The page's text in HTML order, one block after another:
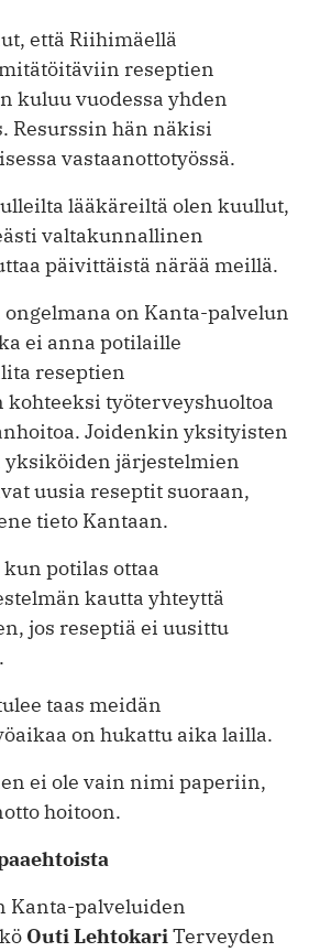
että Riihimäellä
reseptien
kuluu vuodessa yhden
Resurssin hän näkisi
vastaanottotyössä.
lääkäreiltä olen kuullut,
valtakunnallinen
päivittäistä närää meillä.
on Kanta-palvelun
ei anna potilaille
reseptien
työterveyshuoltoa
Joidenkin yksityisten
järjestelmien
uusia reseptit suoraan,
tieto Kantaan.
potilas ottaa
kautta yhteyttä
jos reseptiä ei ­uusittu
taas meidän
on hukattu ­aika lailla.
ei ole vain nimi paperiin,
hoitoon.
Kanta-palveluiden
Outi LehtokariTerveyden